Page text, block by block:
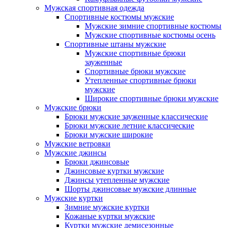
Мужская спортивная одежда
Спортивные костюмы мужские
Мужские зимние спортивные костюмы
Мужские спортивные костюмы осень
Спортивные штаны мужские
Мужские спортивные брюки
зауженные
Спортивные брюки мужские
Утепленные спортивные брюки
мужские
Широкие спортивные брюки мужские
Мужские брюки
Брюки мужские зауженные классические
Брюки мужские летние классические
Брюки мужские широкие
Мужские ветровки
Мужские джинсы
Брюки джинсовые
Джинсовые куртки мужские
Джинсы утепленные мужские
Шорты джинсовые мужские длинные
Мужские куртки
Зимние мужские куртки
Кожаные куртки мужские
Куртки мужские демисезонные